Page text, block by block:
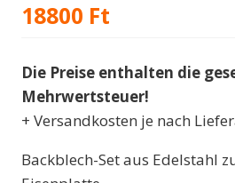
18800 Ft
Die Preise enthalten die
Mehrwertsteuer!
+ Versandkosten je nach
Backblech-Set aus Edelstahl